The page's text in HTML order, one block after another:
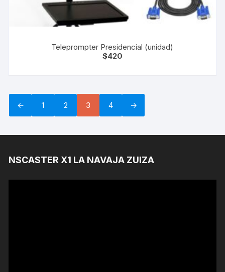
Teleprompter Presidencial (unidad)
$420
← 1 2 3 4 →
NSCASTER X1 LA NAVAJA ZUIZA